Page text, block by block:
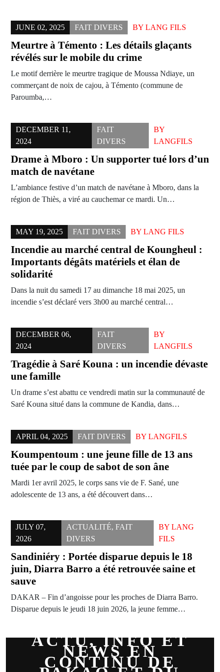
JUNE 02, 2025 FAIT DIVERS BY LANG FILS
Meurtre à Témento : Les détails glaçants
révélés sur le mobile du crime
Le motif derrière le meurtre tragique de Moussa Ndiaye, un
commerçant de noix de cajou, à Témento (commune de
Paroumba,…
DECEMBER 11,
2024
FAIT
DIVERS
BY
LANGFILS
Drame à Mboro : Un supporter tué lors d’un
match de navétane
L’ambiance festive d’un match de navétane à Mboro, dans la
région de Thiès, a viré au cauchemar ce mardi. Un…
MAY 19, 2025 FAIT DIVERS BY LANG FILS
Incendie au marché central de Koungheul :
Importants dégâts matériels et élan de
solidarité
Dans la nuit du samedi 17 au dimanche 18 mai 2025, un
incendie s’est déclaré vers 3h00 au marché central…
DECEMBER 06,
2024
FAIT
DIVERS
BY
LANGFILS
Tragédie à Saré Kouna : un incendie dévaste
une famille
Un drame s’est abattu ce vendredi matin sur la communauté de
Saré Kouna situé dans la commune de Kandia, dans…
APRIL 04, 2025 FAIT DIVERS BY LANGFILS
Koumpentoum : une jeune fille de 13 ans
tuée par le coup de sabot de son âne
Mardi 1er avril 2025, le corps sans vie de F. Sané, une
adolescente de 13 ans, a été découvert dans…
JULY 07,
2026
ACTUALITÉ, FAIT
DIVERS
BYLANG
FILS
Sandiniéry : Portée disparue depuis le 18
juin, Diarra Barro a été retrouvée saine et
sauve
DAKAR – Fin d’angoisse pour les proches de Diarra Barro.
Disparue depuis le jeudi 18 juin 2026, la jeune femme…
ACTU, INFO ET
NEWS EN
CONTINU DE